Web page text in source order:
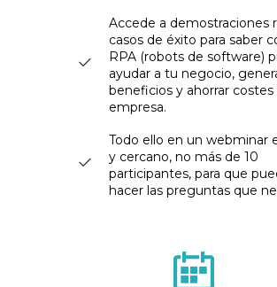
Accede a demostraciones
casos de éxito para saber
RPA (robots de software)
ayudar a tu negocio,
beneficios y ahorrar
empresa.
Todo ello en un webminar
y cercano, no más de 10
participantes, para que
hacer las preguntas que